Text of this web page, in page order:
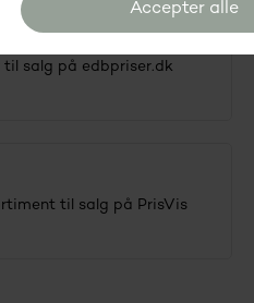
salg på edbpriser.dk
til salg på PrisVis